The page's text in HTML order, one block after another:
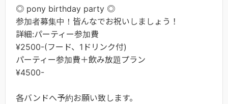
◎ pony birthday party ◎
参加者募集中！皆んなでお祝いしましょう！
詳細:パーティー参加費
¥2500-(フード、1ドリンク付)
パーティー参加費＋飲み放題プラン
¥4500-
各バンドへ予約お願い致します。